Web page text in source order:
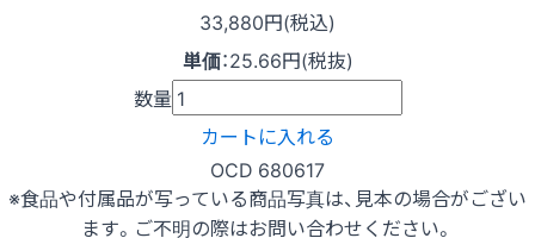
33,880円(税込)
単価：25.66円(税抜)
数量
カートに入れる
OCD 680617
※食品や付属品が写っている商品写真は、見本の場合がござい
ます。ご不明の際はお問い合わせください。